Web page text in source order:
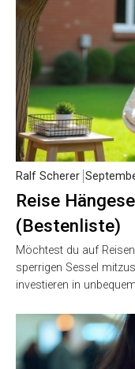
Reise
(Bestenliste)
Ralf Scherer
Möchtest du auf
sperrigen Sessel
investieren in